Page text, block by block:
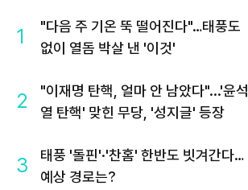
1
"다음 주 기온 뚝 떨어진다"…태풍도
없이 열돔 박살 낸 '이것'
2
"이재명 탄핵, 얼마 안 남았다"...'윤석
열 탄핵' 맞힌 무당, '성지글' 등장
3
태풍 '돌핀'·'찬홈' 한반도 빗겨간다…
예상 경로는?